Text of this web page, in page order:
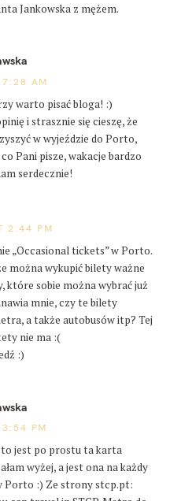
Jankowska z mężem.
AM
warto pisać bloga! :)
i strasznie się cieszę, że
w wyjeździe do Porto,
Pani pisze, wakacje bardzo
serdecznie!
2:44 PM
„Occasional tickets” w Porto.
można wykupić bilety ważne
które sobie można wybrać już
mnie, czy te bilety
a także autobusów itp? Tej
nie ma :(
:)
PM
to jest po prostu ta karta
wyżej, a jest ona na każdy
Porto :) Ze strony stcp.pt: